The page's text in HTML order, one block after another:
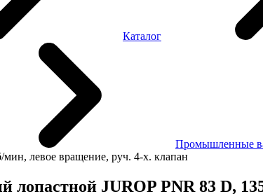
Каталог
Промышленные
левое вращение, руч. 4-х. клапан
лопастной JUROP PNR 83 D,